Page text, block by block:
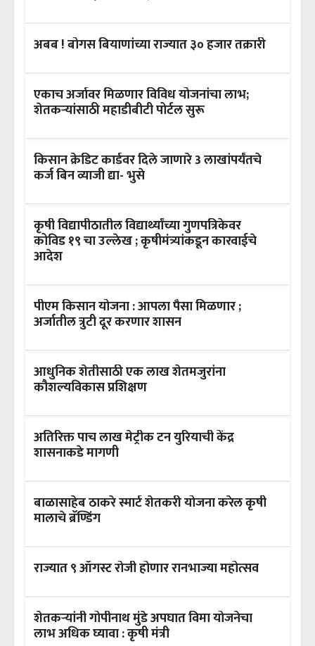
अबब ! बोगस बियाणांच्या राज्यात ३० हजार तक्रारी
एकाच अर्जावर मिळणार विविध योजनांचा लाभ;
शेतकऱ्यांसाठी महाडीबीटी पोर्टल सुरू
किसान क्रेडिट कार्डवर दिले जाणारे 3 लाखांपर्यंतचे
कर्ज बिन व्याजी द्या- भुसे
कृषी विद्यापीठातील विद्यार्थ्यांच्या गुणपत्रिकेवर
कोविड १९ चा उल्लेख ; कृषीमंत्र्यांकडून कारवाईचे
आदेश
पीएम किसान योजना : आपला पैसा मिळणार ;
अर्जातील त्रुटी दूर करणार शासन
आधुनिक शेतीसाठी एक लाख शेतमजुरांना
कौशल्यविकास प्रशिक्षण
अतिरिक्त पाच लाख मेट्रीक टन युरियाची केंद्र
शासनाकडे मागणी
बाळासाहेब ठाकरे स्मार्ट शेतकरी योजना करेल कृषी
मालाचे ब्रॅण्डिंग
राज्यात ९ ऑगस्ट रोजी होणार रानभाज्या महोत्सव
शेतकऱ्यांनी गोपीनाथ मुंडे अपघात विमा योजनेचा
लाभ अधिक घ्यावा : कृषी मंत्री